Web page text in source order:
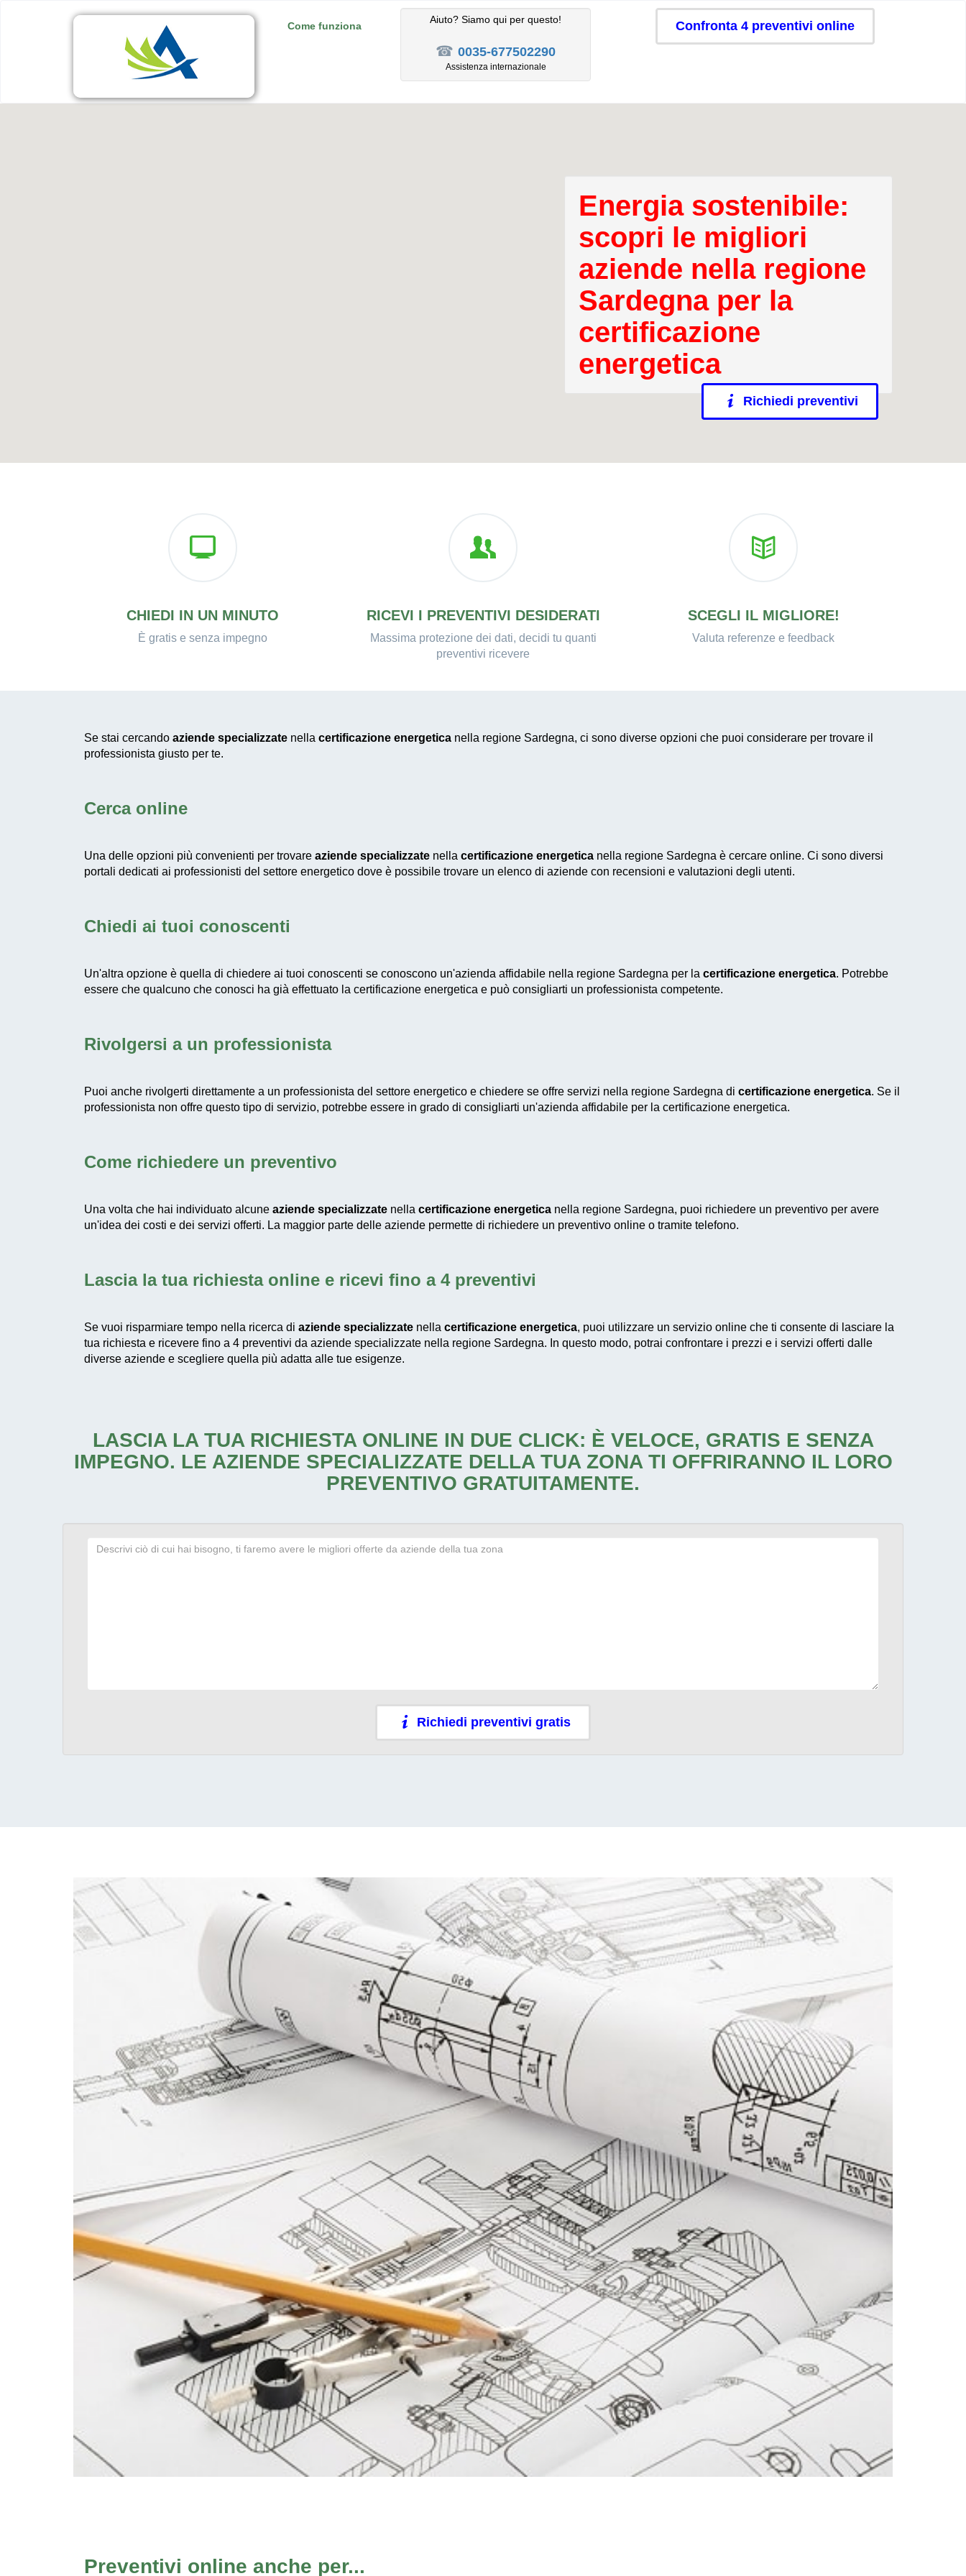
Come funziona
Aiuto? Siamo qui per questo!
☎ 0035-677502290
Assistenza internazionale
Confronta 4 preventivi online
Energia sostenibile:
scopri le migliori
aziende nella regione
Sardegna per la
certificazione
energetica
Richiedi preventivi
CHIEDI IN UN MINUTO
È gratis e senza impegno
RICEVI I PREVENTIVI DESIDERATI
Massima protezione dei dati, decidi tu quanti
preventivi ricevere
SCEGLI IL MIGLIORE!
Valuta referenze e feedback
Se stai cercando aziende specializzate nella certificazione energetica nella regione Sardegna, ci sono diverse opzioni che puoi considerare per trovare il
professionista giusto per te.
Cerca online
Una delle opzioni più convenienti per trovare aziende specializzate nella certificazione energetica nella regione Sardegna è cercare online. Ci sono diversi
portali dedicati ai professionisti del settore energetico dove è possibile trovare un elenco di aziende con recensioni e valutazioni degli utenti.
Chiedi ai tuoi conoscenti
Un'altra opzione è quella di chiedere ai tuoi conoscenti se conoscono un'azienda affidabile nella regione Sardegna per la certificazione energetica. Potrebbe
essere che qualcuno che conosci ha già effettuato la certificazione energetica e può consigliarti un professionista competente.
Rivolgersi a un professionista
Puoi anche rivolgerti direttamente a un professionista del settore energetico e chiedere se offre servizi nella regione Sardegna di certificazione energetica. Se il
professionista non offre questo tipo di servizio, potrebbe essere in grado di consigliarti un'azienda affidabile per la certificazione energetica.
Come richiedere un preventivo
Una volta che hai individuato alcune aziende specializzate nella certificazione energetica nella regione Sardegna, puoi richiedere un preventivo per avere
un'idea dei costi e dei servizi offerti. La maggior parte delle aziende permette di richiedere un preventivo online o tramite telefono.
Lascia la tua richiesta online e ricevi fino a 4 preventivi
Se vuoi risparmiare tempo nella ricerca di aziende specializzate nella certificazione energetica, puoi utilizzare un servizio online che ti consente di lasciare la
tua richiesta e ricevere fino a 4 preventivi da aziende specializzate nella regione Sardegna. In questo modo, potrai confrontare i prezzi e i servizi offerti dalle
diverse aziende e scegliere quella più adatta alle tue esigenze.
LASCIA LA TUA RICHIESTA ONLINE IN DUE CLICK: È VELOCE, GRATIS E SENZA
IMPEGNO. LE AZIENDE SPECIALIZZATE DELLA TUA ZONA TI OFFRIRANNO IL LORO
PREVENTIVO GRATUITAMENTE.
Richiedi preventivi gratis
Preventivi online anche per...